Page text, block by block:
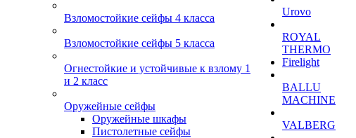
Взломостойкие сейфы 4 класса
Взломостойкие сейфы 5 класса
Огнестойкие и устойчивые к взлому 1
и 2 класс
Оружейные сейфы
Оружейные шкафы
Пистолетные сейфы
Urovo
ROYAL
THERMO
Firelight
BALLU
MACHINE
VALBERG